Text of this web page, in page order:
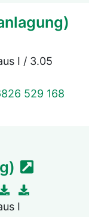
I / 3.05
529 168
I